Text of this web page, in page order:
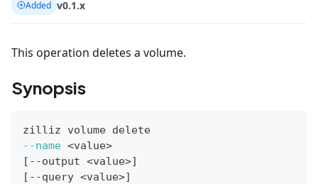
Added v0.1.x
This operation deletes a volume.
Synopsis
zilliz volume delete
--name <value>
[ --output <value>]
[ --query <value>]